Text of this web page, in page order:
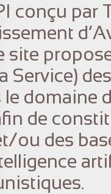
conçu par
site
Service)
le domaine
de
ou des